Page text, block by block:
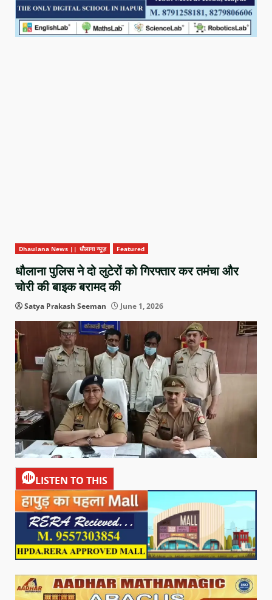
Dhaulana News || धौलाना न्यूज़ Featured
धौलाना पुलिस ने दो लुटेरों को गिरफ्तार कर तमंचा और
चोरी की बाइक बरामद की
Satya Prakash Seeman June 1, 2026
LISTEN TO THIS